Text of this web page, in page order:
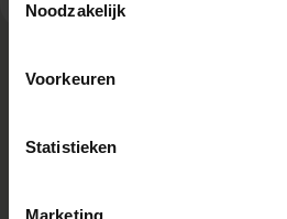
Noodzakelijk
Voorkeuren
Statistieken
Marketing
Lokaal geproduceerd
Bij Skodora bestel je kunststof
Heerenveen en Meppel garanderen